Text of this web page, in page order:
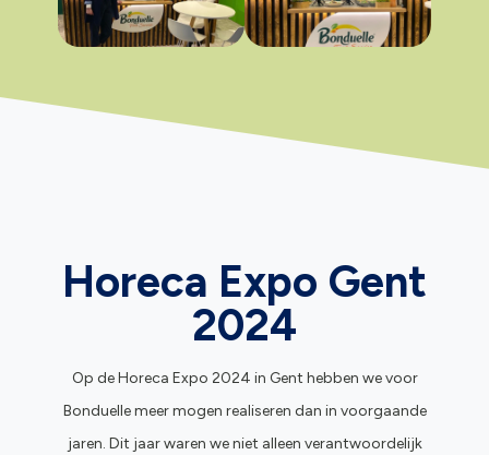
Horeca Expo Gent
2024
Op de Horeca Expo 2024 in Gent hebben we voor
Bonduelle meer mogen realiseren dan in voorgaande
jaren. Dit jaar waren we niet alleen verantwoordelijk